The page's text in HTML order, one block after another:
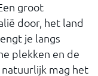
groot
door, het land
je langs
plekken en de
mag het